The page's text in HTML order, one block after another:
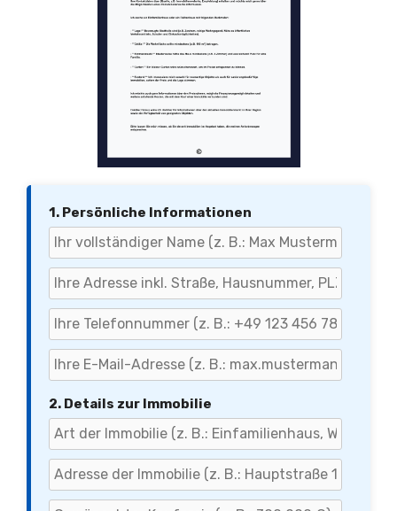
1. Persönliche Informationen
2. Details zur Immobilie